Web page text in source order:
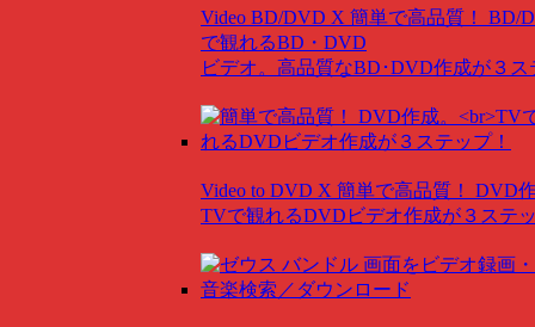
Video BD/DVD X 簡単で高品質！ BD/
で観れるBD・DVD
ビデオ。高品質なBD･DVD作成が３ス
Video to DVD X 簡単で高品質！ DVD
TVで観れるDVDビデオ作成が３ステ